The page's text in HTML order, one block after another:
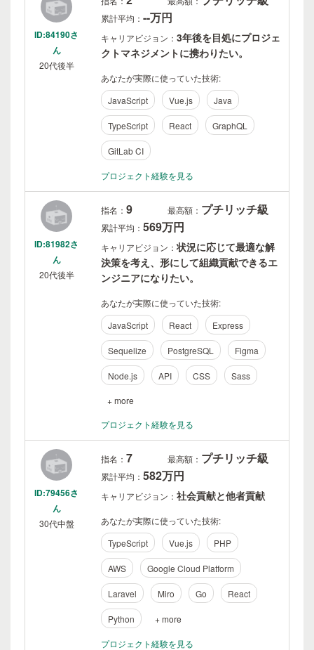
ID:84190さ
ん
20代後半
累計平均： --万円
キャリアビジョン： 3年後を目処にプロジェ
クトマネジメントに携わりたい。
あなたが実際に使っていた技術:
JavaScript
Vue.js Java
TypeScript React GraphQL
GitLab CI
プロジェクト経験を見る
ID:81982さ
ん
20代後半
指名： 9 最高額： プチリッチ級
累計平均： 569万円
キャリアビジョン：状況に応じて最適な解
決策を考え、形にして組織貢献できるエ
ンジニアになりたい。
あなたが実際に使っていた技術:
JavaScript
React Express
Sequelize PostgreSQL Figma
Node.js API CSS Sass
+ more
プロジェクト経験を見る
ID:79456さ
ん
30代中盤
指名： 7 最高額： プチリッチ級
累計平均： 582万円
キャリアビジョン： 社会貢献と他者貢献
あなたが実際に使っていた技術:
TypeScript
Vue.js PHP
AWS Google Cloud Platform
Laravel Miro Go React
Python + more
プロジェクト経験を見る